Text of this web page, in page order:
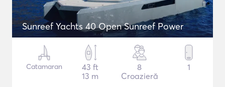
Sunreef Yachts 40 Open Sunreef Power
Catamaran
43 ft
13 m
8
Croazieră
1